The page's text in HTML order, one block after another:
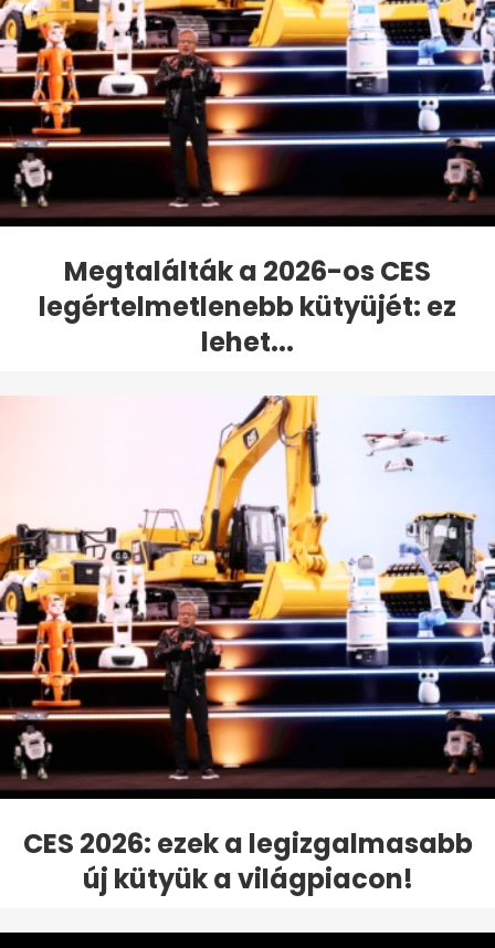
Megtalálták a 2026-os CES
legértelmetlenebb kütyüjét: ez
lehet...
CES 2026: ezek a legizgalmasabb
új kütyük a világpiacon!